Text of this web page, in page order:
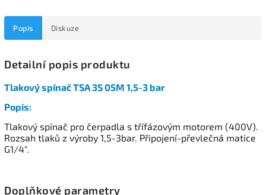
Popis Diskuze
Detailní popis produktu
Tlakový spínač TSA 3S 05M 1,5-3 bar
Popis:
Tlakový spínač pro čerpadla s třífázovým motorem (400V).
Rozsah tlaků z výroby 1,5-3bar. Připojení-převlečná matice
G1/4".
Doplňkové parametry